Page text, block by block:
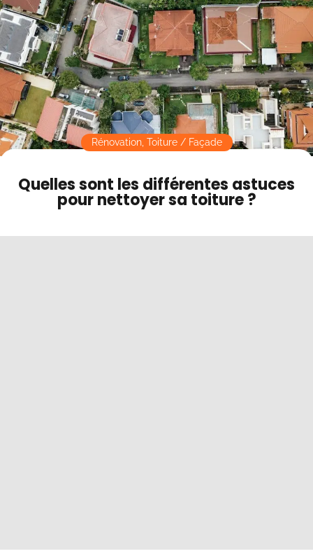
Contact
Mode sombre
Quelles sont les différentes astuces
pour nettoyer sa toiture ?
Rénovation, Toiture / Façade